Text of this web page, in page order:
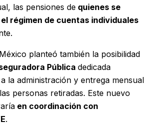
las pensiones de quienes se
régimen de cuentas individuales
planteó también la posibilidad
Pública dedicada
la administración y entrega mensual
personas retiradas. Este nuevo
en coordinación con
.